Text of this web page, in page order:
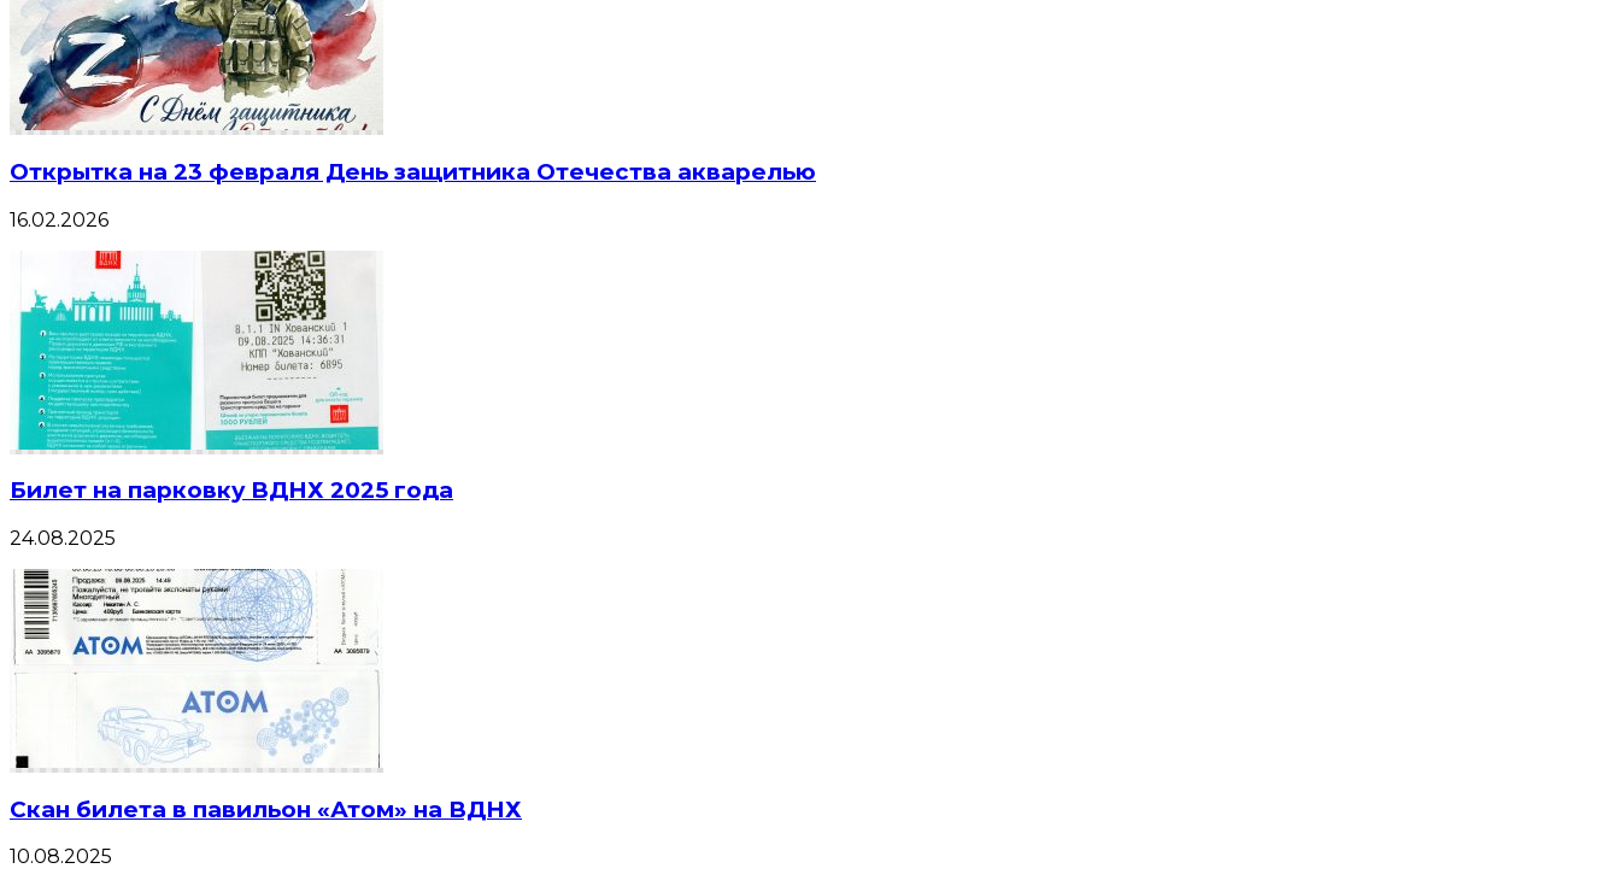
Открытка на 23 февраля День защитника Отечества акварелью
16.02.2026
Билет на парковку ВДНХ 2025 года
24.08.2025
Скан билета в павильон «Атом» на ВДНХ
10.08.2025